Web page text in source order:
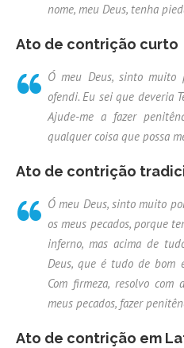
nome, meu Deus, tenha
Ato de contrição curto
Ó meu Deus, sinto muito
ofendi. Eu sei que deveria
Ajude-me a fazer
qualquer coisa que possa
Ato de contrição
Ó meu Deus, sinto muito
os meus pecados, porque
inferno, mas acima de
Deus, que é tudo de bom
Com firmeza, resolvo
meus pecados, fazer
Ato de contrição em